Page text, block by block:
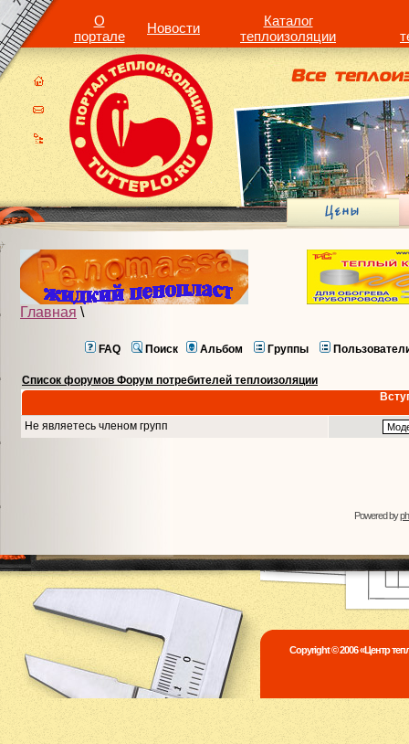
О
портале
Новости
Каталог
теплоизоляции
Главная \
FAQ Поиск Альбом Группы
Список форумов Форум потребителей теплоизоляции
Не являетесь членом групп
Powered by
Copyright © 2006 «Центр